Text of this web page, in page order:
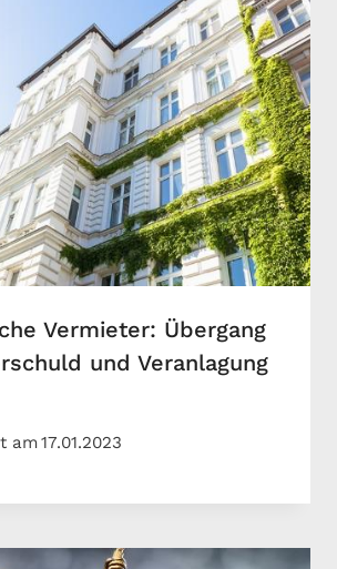
Vermieter: Übergang
und Veranlagung
am17.01.2023